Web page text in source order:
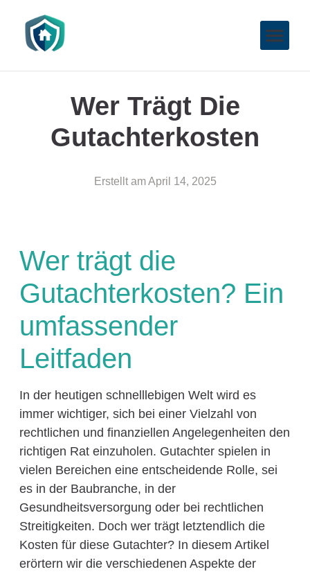
Wer Trägt Die
Gutachterkosten
Erstellt am April 14, 2025
Wer trägt die
Gutachterkosten? Ein
umfassender
Leitfaden
In der heutigen schnelllebigen Welt wird es
immer wichtiger, sich bei einer Vielzahl von
rechtlichen und finanziellen Angelegenheiten den
richtigen Rat einzuholen. Gutachter spielen in
vielen Bereichen eine entscheidende Rolle, sei
es in der Baubranche, in der
Gesundheitsversorgung oder bei rechtlichen
Streitigkeiten. Doch wer trägt letztendlich die
Kosten für diese Gutachter? In diesem Artikel
erörtern wir die verschiedenen Aspekte der